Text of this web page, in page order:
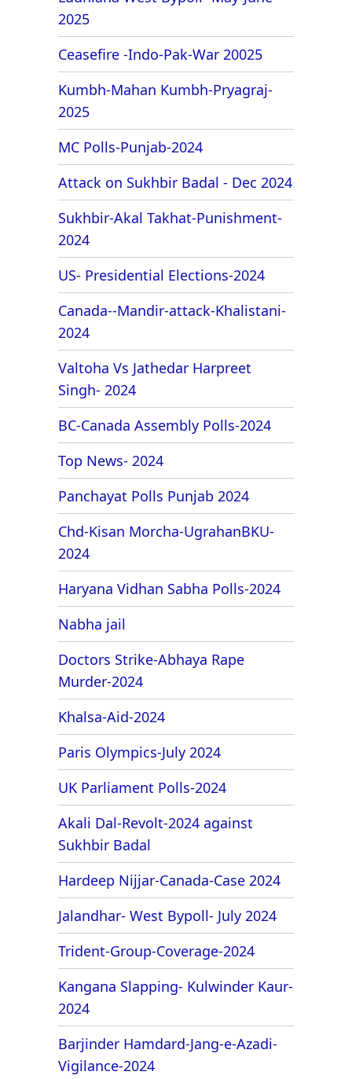
2025
Ceasefire -Indo-Pak-War 20025
Kumbh-Mahan Kumbh-Pryagraj-
2025
MC Polls-Punjab-2024
Attack on Sukhbir Badal - Dec 2024
Sukhbir-Akal Takhat-Punishment-
2024
US- Presidential Elections-2024
Canada--Mandir-attack-Khalistani-
2024
Valtoha Vs Jathedar Harpreet
Singh- 2024
BC-Canada Assembly Polls-2024
Top News- 2024
Panchayat Polls Punjab 2024
Chd-Kisan Morcha-UgrahanBKU-
2024
Haryana Vidhan Sabha Polls-2024
Nabha jail
Doctors Strike-Abhaya Rape
Murder-2024
Khalsa-Aid-2024
Paris Olympics-July 2024
UK Parliament Polls-2024
Akali Dal-Revolt-2024 against
Sukhbir Badal
Hardeep Nijjar-Canada-Case 2024
Jalandhar- West Bypoll- July 2024
Trident-Group-Coverage-2024
Kangana Slapping- Kulwinder Kaur-
2024
Barjinder Hamdard-Jang-e-Azadi-
Vigilance-2024